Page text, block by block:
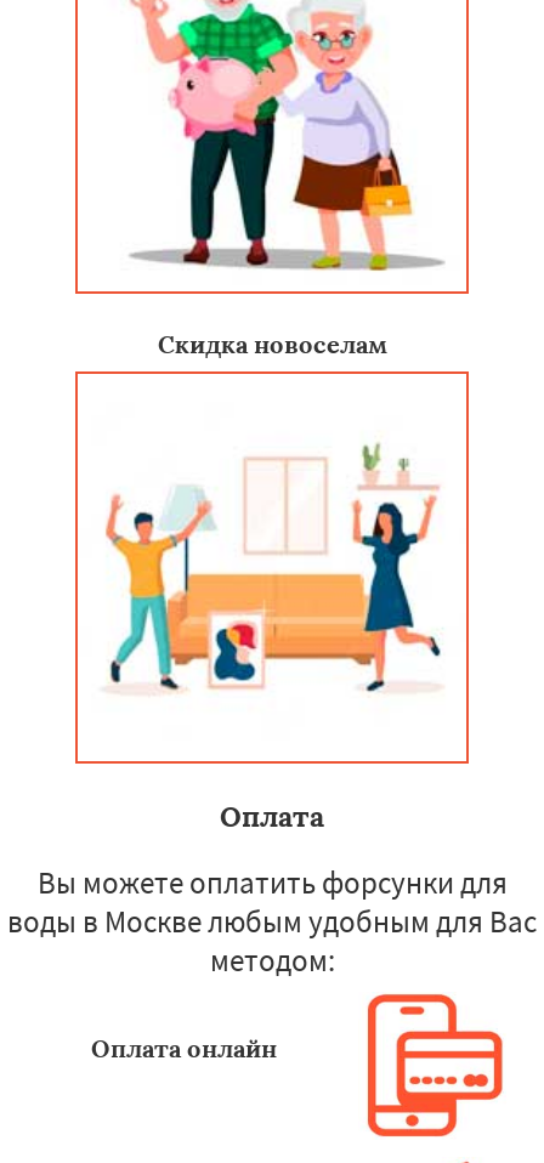
Скидка новоселам
Оплата
Вы можете оплатить форсунки для
воды в Москве любым удобным для Вас
методом:
Оплата онлайн